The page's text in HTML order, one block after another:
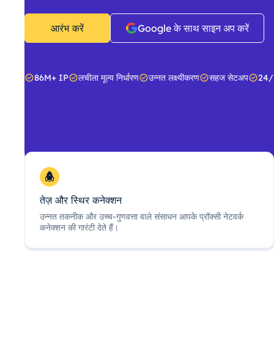
आरंभ करें Google के साथ साइन अप करें
86M+ IP लचीला मूल्य निर्धारण उन्नत लक्ष्यीकरण सहज सेटअप 24/
तेज़ और स्थिर कनेक्शन
उन्नत तकनीक और उच्च-गुणवत्ता वाले संसाधन आपके प्रॉक्सी नेटवर्क
कनेक्शन की गारंटी देते हैं।